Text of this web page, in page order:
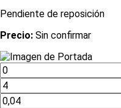
Pendiente de reposición
Precio: Sin confirmar